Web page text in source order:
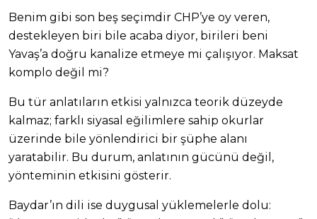
Benim gibi son beş seçimdir CHP’ye oy veren,
destekleyen biri bile acaba diyor, birileri beni
Yavaş’a doğru kanalize etmeye mi çalışıyor. Maksat
komplo değil mi?
Bu tür anlatıların etkisi yalnızca teorik düzeyde
kalmaz; farklı siyasal eğilimlere sahip okurlar
üzerinde bile yönlendirici bir şüphe alanı
yaratabilir. Bu durum, anlatının gücünü değil,
yönteminin etkisini gösterir.
Baydar’ın dili ise duygusal yüklemelerle dolu: